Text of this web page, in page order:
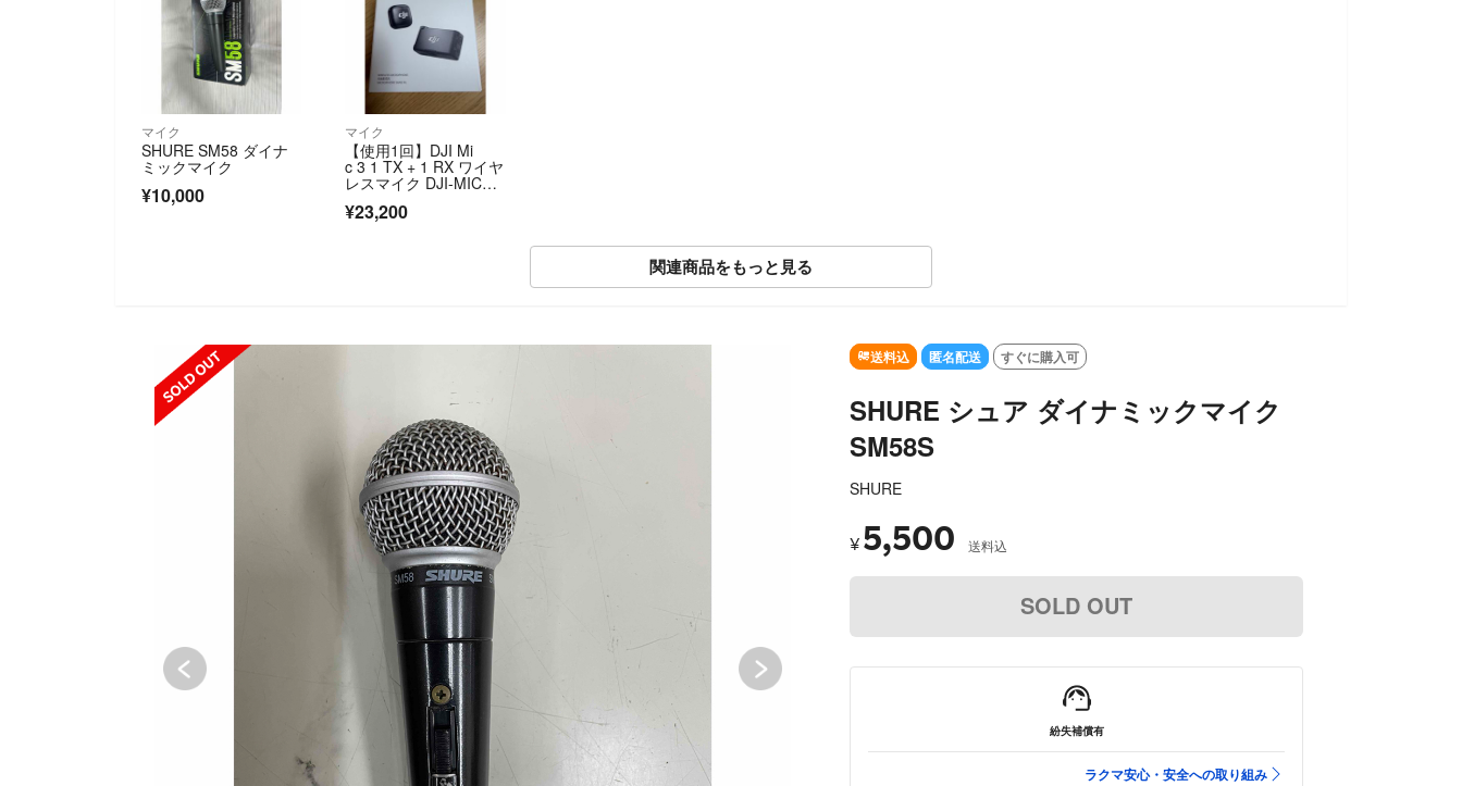
マイク
SHURE SM58 ダイナ
ミックマイク
¥10,000
マイク
【使用1回】DJI Mi
c 3 1 TX + 1 RX ワイヤ
レスマイク DJI-MIC3-1
¥23,200
関連商品をもっと見る
SOLD OUT
送料込 匿名配送 すぐに購入可
SHURE シュア ダイナミックマイク
SM58S
SHURE
¥ 5,500 送料込
SOLD OUT
紛失補償有
ラクマ安心・安全への取り組み